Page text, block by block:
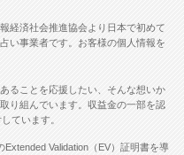
経済社会推進協会より日本で初めて
い事業者です。お客様の個人情報を
ることを応援したい、そんな想いか
り組んでいます。収益金の一部を認
ています。
Validation（EV）証明書を導